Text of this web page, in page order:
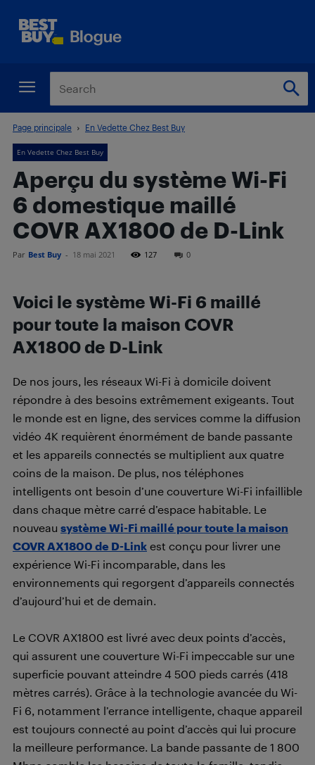
Page principale En Vedette Chez Best Buy
En Vedette Chez Best Buy
Aperçu du système Wi-Fi
6 domestique maillé
COVR AX1800 de D-Link
Par Best Buy - 18 mai 2021 127 0
Voici le système Wi-Fi 6 maillé
pour toute la maison COVR
AX1800 de D-Link
De nos jours, les réseaux Wi-Fi à domicile doivent
répondre à des besoins extrêmement exigeants. Tout
le monde est en ligne, des services comme la diffusion
vidéo 4K requièrent énormément de bande passante
et les appareils connectés se multiplient aux quatre
coins de la maison. De plus, nos téléphones
intelligents ont besoin d’une couverture Wi-Fi infaillible
dans chaque mètre carré d’espace habitable. Le
nouveau système Wi-Fi maillé pour toute la maison
COVR AX1800 de D-Link est conçu pour livrer une
expérience Wi-Fi incomparable, dans les
environnements qui regorgent d’appareils connectés
d’aujourd’hui et de demain.
Le COVR AX1800 est livré avec deux points d’accès,
qui assurent une couverture Wi-Fi impeccable sur une
superficie pouvant atteindre 4 500 pieds carrés (418
mètres carrés). Grâce à la technologie avancée du Wi-
Fi 6, notamment l’errance intelligente, chaque appareil
est toujours connecté au point d’accès qui lui procure
la meilleure performance. La bande passante de 1 800